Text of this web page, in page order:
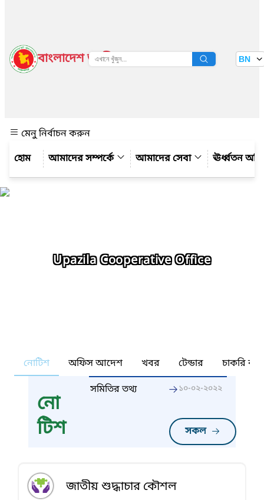
বাংলাদেশ জাতীয় তথ্য বাতায়ন BN
মেনু নির্বাচন করুন
আমাদের সম্পর্কে
আমাদের সেবা ঊর্ধ্বতন
Upazila Cooperative Office
নোটিশ অফিস আদেশ খবর টেন্ডার চাকরি
নো
টিশ
সকল
সমিতির তথ্য ১০-০২-২০২২
জাতীয় শুদ্ধাচার কৌশল